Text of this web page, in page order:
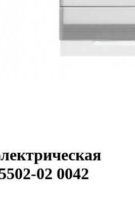
02 0042